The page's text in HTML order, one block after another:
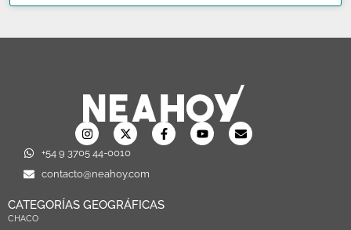
+54 9 3705 44-0010
contacto@neahoy.com
CATEGORÍAS GEOGRÁFICAS
CHACO